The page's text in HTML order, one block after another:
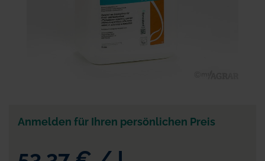
Bildgalerie
Anmelden für Ihren persönlichen Preis